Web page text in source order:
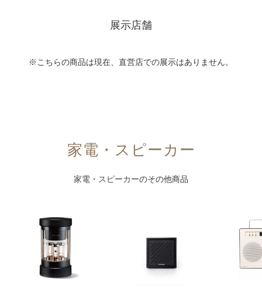
展示店舗
※こちらの商品は現在、直営店での展示はありません。
家電・スピーカー
家電・スピーカーのその他商品